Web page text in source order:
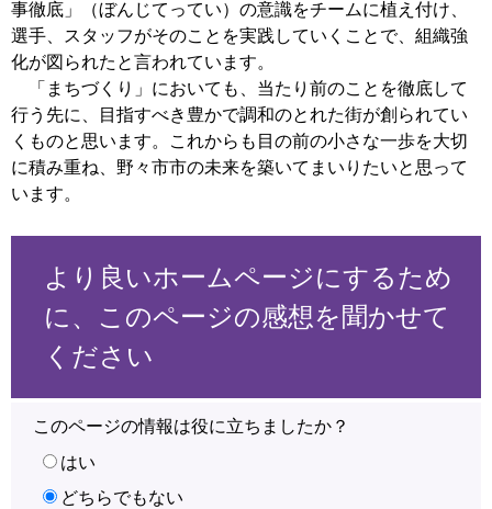
事徹底」（ぼんじてってい）の意識をチームに植え付け、
選手、スタッフがそのことを実践していくことで、組織強
化が図られたと言われています。
「まちづくり」においても、当たり前のことを徹底して
行う先に、目指すべき豊かで調和のとれた街が創られてい
くものと思います。これからも目の前の小さな一歩を大切
に積み重ね、野々市市の未来を築いてまいりたいと思って
います。
より良いホームページにするため
に、このページの感想を聞かせて
ください
このページの情報は役に立ちましたか？
はい
どちらでもない